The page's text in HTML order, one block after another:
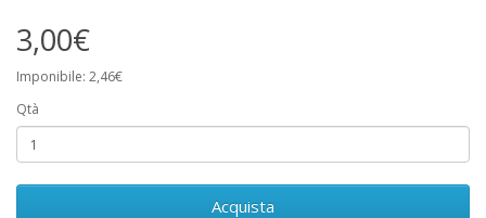
3,00€
Imponibile: 2,46€
Qtà
Acquista